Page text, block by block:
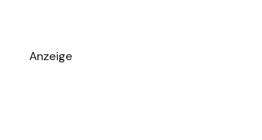
Anzeige